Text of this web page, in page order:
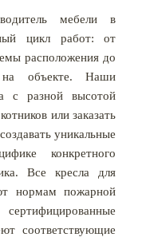
мебели в
цикл работ: от
расположения до
на объекте. Наши
с разной высотой
или заказать
уникальные
конкретного
Все кресла для
нормам пожарной
соответствующие